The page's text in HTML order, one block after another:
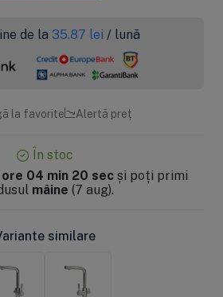
de la 35.87 lei / lună
la favorite Alertă preț
În stoc
04 min 20 sec și poți primi
mâine (7 aug).
similare